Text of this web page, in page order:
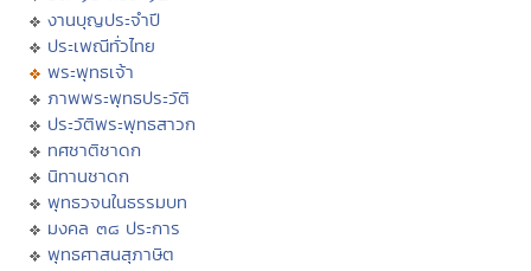
งานบุญประจำปี
ประเพณีทั่วไทย
พระพุทธเจ้า
ภาพพระพุทธประวัติ
ประวัติพระพุทธสาวก
ทศชาติชาดก
นิทานชาดก
พุทธวจนในธรรมบท
มงคล ๓๘ ประการ
พุทธศาสนสุภาษิต